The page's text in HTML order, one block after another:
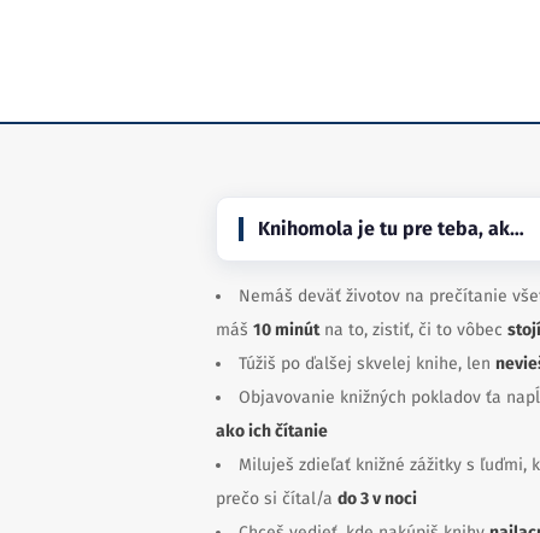
Knihomola je tu pre teba, ak…
Nemáš deväť životov na prečítanie
máš 10 minútna to, zistiť, či to vôbec
Túžiš po ďalšej skvelej knihe, len
Objavovanie knižných pokladov ťa
ako ich čítanie
Miluješ zdieľať knižné zážitky s ľuďmi,
prečo si čítal/a do 3 v noci